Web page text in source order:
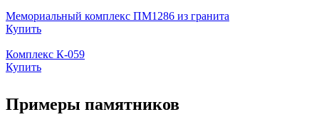
Мемориальный комплекс ПМ1286 из гранита
Купить
Комплекс К-059
Купить
Примеры памятников